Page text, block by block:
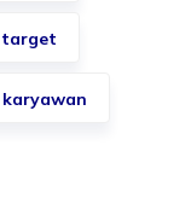
target